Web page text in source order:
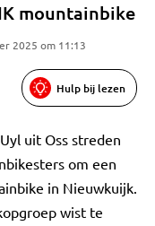
mountainbike
2025 om 11:13
Hulp bij lezen
uit Oss streden
om een
in Nieuwkuijk.
wist te